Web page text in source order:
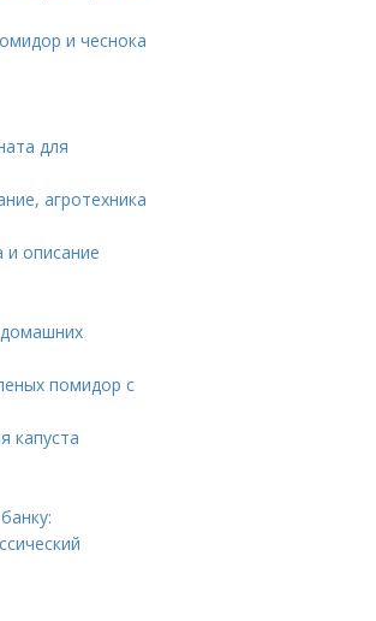
и чеснока
для
агротехника
и описание
помидор с
капуста